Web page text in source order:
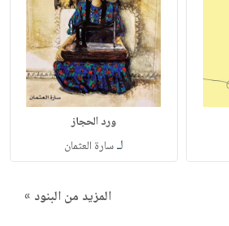
ورد الحجاز
لـسارة العثمان
المزيد من البنود »